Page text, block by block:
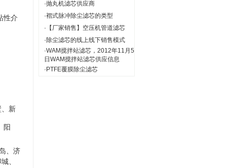
性介
、新
阳
、济
、
·抛丸机滤芯供应商
·褶式脉冲除尘滤芯的类型
· 【厂家销售】空压机管道滤芯
·除尘滤芯的线上线下销售模式
·WAM搅拌站滤芯，2012年11月5
日WAM搅拌站滤芯供应信息
· PTFE覆膜除尘滤芯